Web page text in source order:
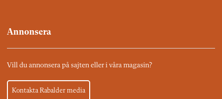
Annonsera
Vill du annonsera på sajten eller i våra magasin?
Kontakta Rabalder media